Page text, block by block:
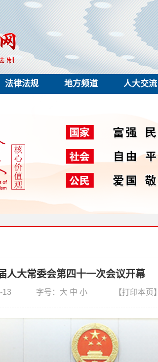
法律法规 地方频道 人大交流
人大常委会第四十一次会议开幕
13 字号： 大 中 小 【打印本页】